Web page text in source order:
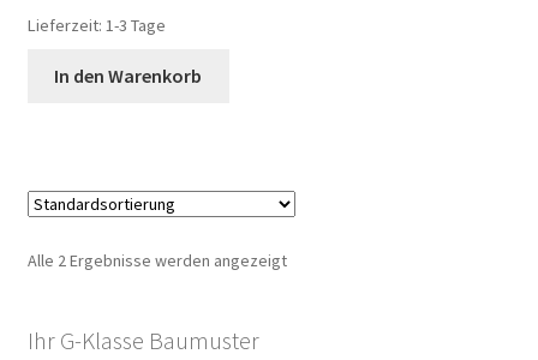
Lieferzeit: 1-3 Tage
In den Warenkorb
Alle 2 Ergebnisse werden angezeigt
Ihr G-Klasse Baumuster